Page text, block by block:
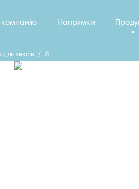
Напрямки
кексів / 8